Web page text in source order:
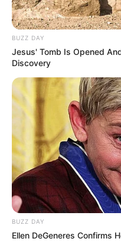
BUZZ DAY
Jesus' Tomb Is Opened
Discovery
BUZZ DAY
Ellen DeGeneres Confirms